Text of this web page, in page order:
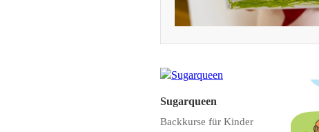
Sugarqueen
Backkurse für Kinder